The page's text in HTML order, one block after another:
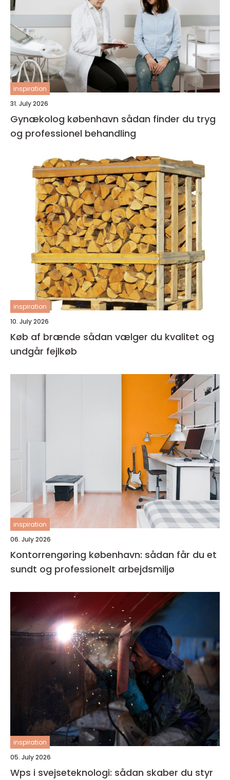
inspiration
31. July 2026
Gynækolog københavn sådan finder du tryg
og professionel behandling
inspiration
10. July 2026
Køb af brænde sådan vælger du kvalitet og
undgår fejlkøb
inspiration
06. July 2026
Kontorrengøring københavn: sådan får du et
sundt og professionelt arbejdsmiljø
inspiration
05. July 2026
Wps i svejseteknologi: sådan skaber du styr